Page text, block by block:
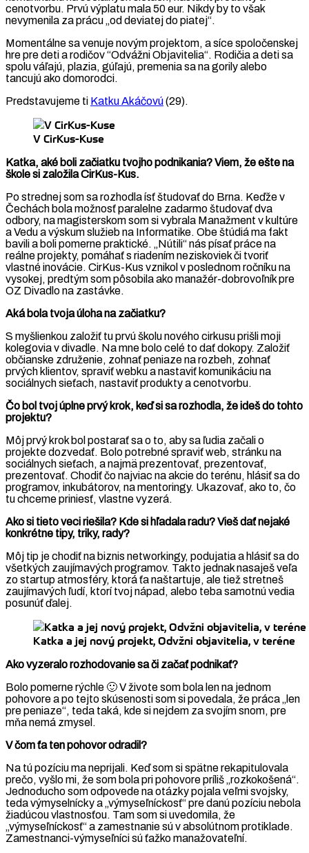
cenotvorbu. Prvú výplatu mala 50 eur. Nikdy by to však
nevymenila za prácu „od deviatej do piatej“.
Momentálne sa venuje novým projektom, a síce spoločenskej
hre pre deti a rodičov “Odvážni Objavitelia“. Rodičia a deti sa
spolu váľajú, plazia, gúľajú, premenia sa na gorily alebo
tancujú ako domorodci.
Predstavujeme ti Katku Akáčovú(29).
V CirKus-Kuse
Katka, aké boli začiatku tvojho podnikania? Viem, že ešte na
škole si založila CirKus-Kus.
Po strednej som sa rozhodla ísť študovať do Brna. Keďže v
Čechách bola možnosť paralelne zadarmo študovať dva
odbory, na magisterskom som si vybrala Manažment v kultúre
a Vedu a výskum služieb na Informatike. Obe štúdiá ma fakt
bavili a boli pomerne praktické. „Nútili“ nás písať práce na
reálne projekty, pomáhať s riadením neziskoviek či tvoriť
vlastné inovácie. CirKus-Kus vznikol v poslednom ročníku na
vysokej, predtým som pôsobila ako manažér-dobrovoľník pre
OZ Divadlo na zastávke.
Aká bola tvoja úloha na začiatku?
S myšlienkou založiť tu prvú školu nového cirkusu prišli moji
kolegovia v divadle. Na mne bolo celé to dať dokopy. Založiť
občianske združenie, zohnať peniaze na rozbeh, zohnať
prvých klientov, spraviť webku a nastaviť komunikáciu na
sociálnych sieťach, nastaviť produkty a cenotvorbu.
Čo bol tvoj úplne prvý krok, keď si sa rozhodla, že ideš do tohto
projektu?
Môj prvý krok bol postarať sa o to, aby sa ľudia začali o
projekte dozvedať. Bolo potrebné spraviť web, stránku na
sociálnych sieťach, a najmä prezentovať, prezentovať,
prezentovať. Chodiť čo najviac na akcie do terénu, hlásiť sa do
programov, inkubátorov, na mentoringy. Ukazovať, ako to, čo
tu chceme priniesť, vlastne vyzerá.
Ako si tieto veci riešila? Kde si hľadala radu? Vieš dať nejaké
konkrétne tipy, triky, rady?
Môj tip je chodiť na biznis networkingy, podujatia a hlásiť sa do
všetkých zaujímavých programov. Takto jednak nasaješ veľa
zo startup atmosféry, ktorá ťa naštartuje, ale tiež stretneš
zaujímavých ľudí, ktorí tvoj nápad, alebo teba samotnú vedia
posunúť ďalej.
Katka a jej nový projekt, Odvžni objavitelia, v teréne
Ako vyzeralo rozhodovanie sa či začať podnikať?
Bolo pomerne rýchle 🙂 V živote som bola len na jednom
pohovore a po tejto skúsenosti som si povedala, že práca „len
pre peniaze“, teda taká, kde si nejdem za svojím snom, pre
mňa nemá zmysel.
V čom ťa ten pohovor odradil?
Na tú pozíciu ma neprijali. Keď som si spätne rekapitulovala
prečo, vyšlo mi, že som bola pri pohovore príliš „rozkokošená“.
Jednoducho som odpovede na otázky pojala veľmi svojsky,
teda výmyselnícky a „výmyseľníckosť“ pre danú pozíciu nebola
žiadúcou vlastnosťou. Tam som si uvedomila, že
„výmyseľníckosť“ a zamestnanie sú v absolútnom protiklade.
Zamestnanci-výmyseľníci sú ťažko manažovateľní.